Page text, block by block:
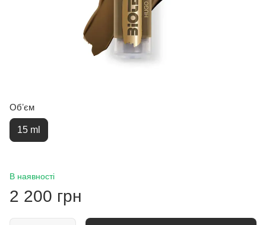
Обʼєм
15 ml
В наявності
2 200 грн